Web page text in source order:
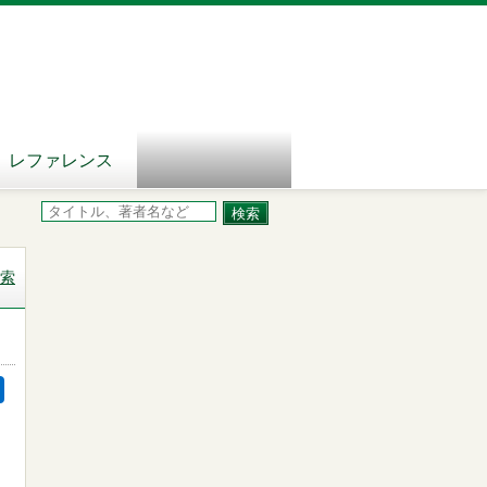
レファレンス